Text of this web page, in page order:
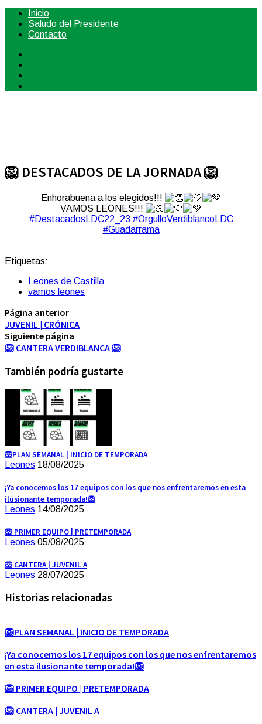
Inicio
Saludo del Presidente
Contacto
🦁 DESTACADOS DE LA JORNADA 🦁
Enhorabuena a los elegidos!!!
VAMOS LEONES!!!
#DestacadosLDC22_23 #OrgulloVerdiblancoLDC
#Guadarrama
Etiquetas:
Leones de Castilla
vamos leones
Página anterior
JUVENIL | CRÓNICA
Siguiente página
🦁 CANTERA VERDIBLANCA 🦁
También podría gustarte
🦁PLAN SEMANAL | INICIO DE TEMPORADA
Leones 18/08/2025
¡Ya conocemos los 17 equipos con los que nos enfrentaremos en esta
ilusionante temporada!🦁
Leones 14/08/2025
🦁 PRIMER EQUIPO | PRETEMPORADA
Leones 05/08/2025
🦁 CANTERA | JUVENIL A
Leones 28/07/2025
Historias relacionadas
🦁PLAN SEMANAL | INICIO DE TEMPORADA
¡Ya conocemos los 17 equipos con los que nos enfrentaremos
en esta ilusionante temporada!🦁
🦁 PRIMER EQUIPO | PRETEMPORADA
🦁 CANTERA | JUVENIL A